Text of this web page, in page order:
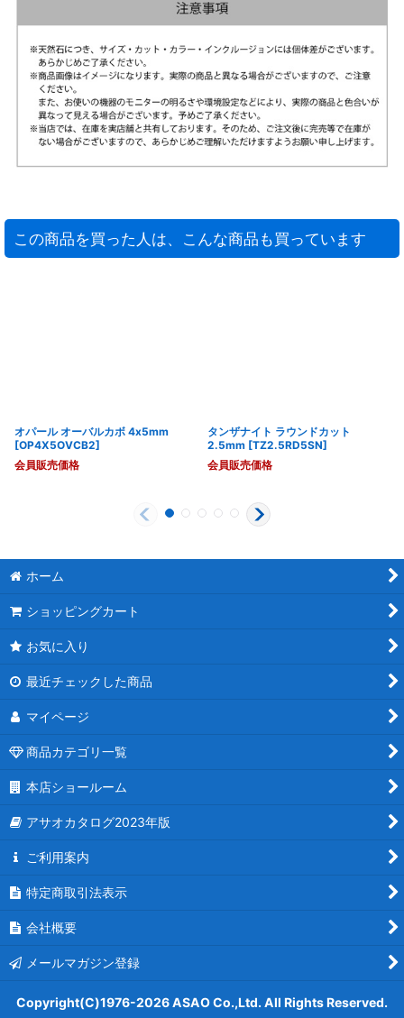
この商品を買った人は、こんな商品も買っています
オパール オーバルカボ 4x5mm
[OP4X5OVCB2]
会員販売価格
タンザナイト ラウンドカット
2.5mm [TZ2.5RD5SN]
会員販売価格
ホーム
ショッピングカート
お気に入り
最近チェックした商品
マイページ
商品カテゴリ一覧
本店ショールーム
アサオカタログ2023年版
ご利用案内
特定商取引法表示
会社概要
メールマガジン登録
Copyright(C)1976-2026 ASAO Co.,Ltd. All Rights Reserved.